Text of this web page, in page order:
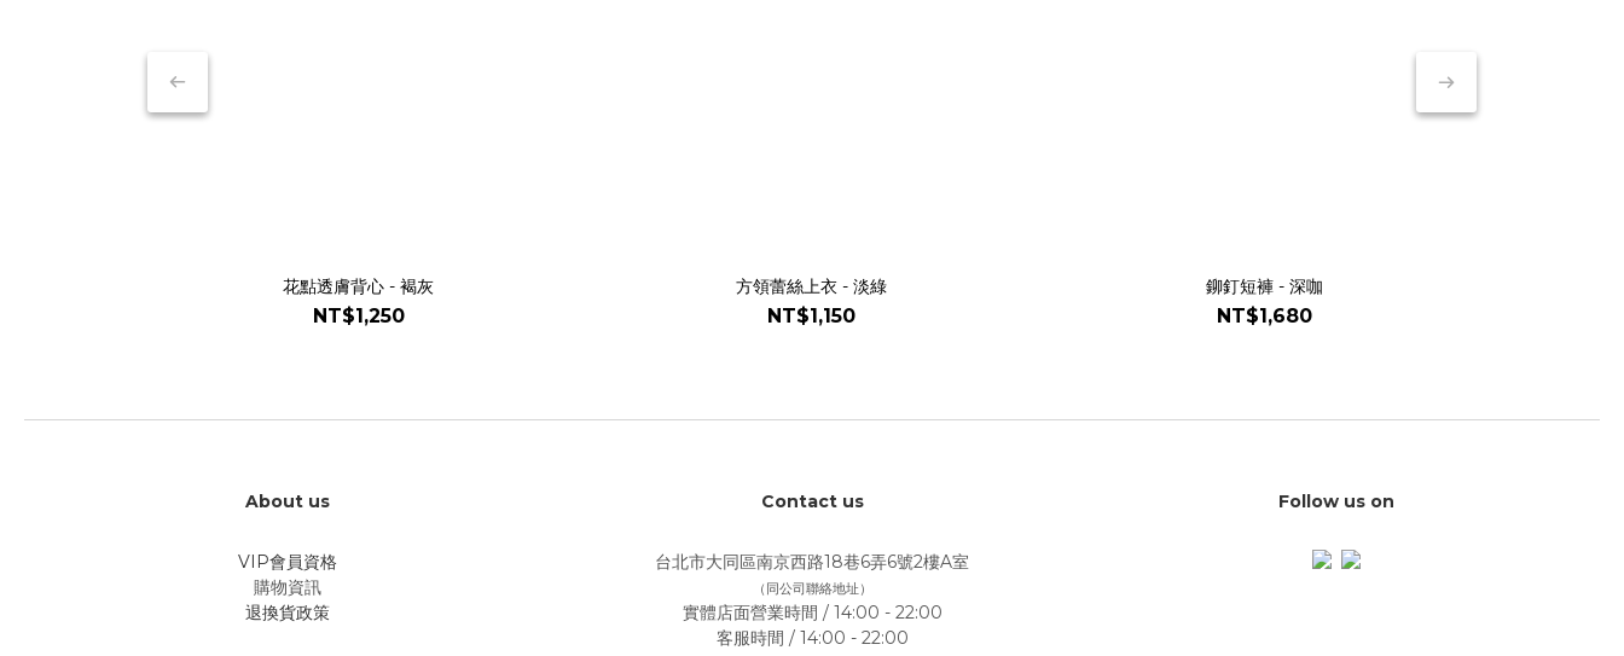
花點透膚背心 - 褐灰
NT$1,250
方領蕾絲上衣 - 淡綠
NT$1,150
鉚釘短褲 - 深咖
NT$1,680
About us
VIP會員資格
購物資訊
退換貨政策
Contact us
台北市大同區南京西路18巷6弄6號2樓A室
（同公司聯絡地址）
實體店面營業時間 / 14:00 - 22:00
客服時間 / 14:00 - 22:00
Follow us on